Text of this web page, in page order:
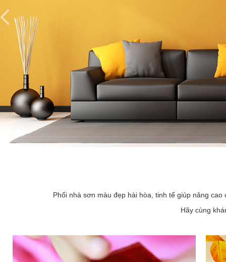
Phối nhà sơn màu đẹp hài hòa, tinh tế giúp nâng
Hãy cùng